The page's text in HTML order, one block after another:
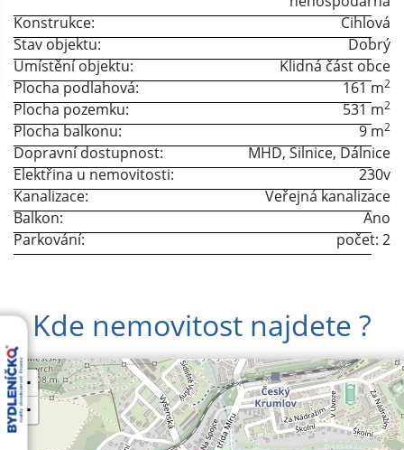
Konstrukce:
Cihlová
Stav objektu:
Dobrý
Umístění objektu:
Klidná část obce
Plocha podlahová:
161 m2
Plocha pozemku: 531 m2
Plocha balkonu: 9 m2
Dopravní dostupnost: MHD,Silnice,Dálnice
Elektřina u nemovitosti:
230v
Kanalizace:
Veřejná kanalizace
Balkon:
Ano
Parkování:
počet: 2
Kde nemovitost najdete ?
+
−